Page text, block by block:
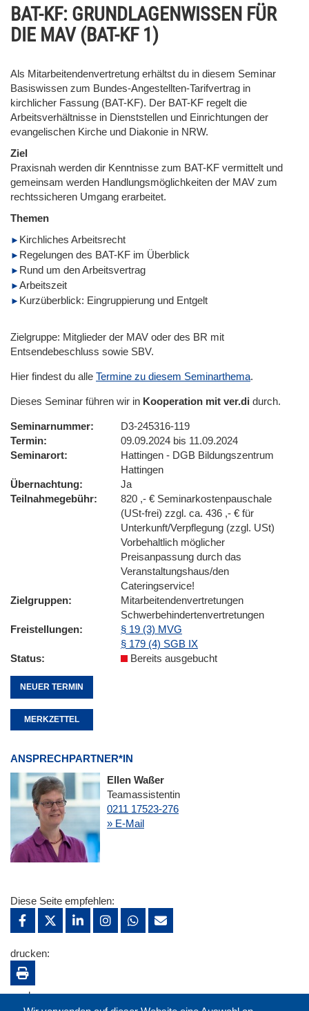
BAT-KF: GRUNDLAGENWISSEN FÜR
DIE MAV (BAT-KF 1)
Als Mitarbeitendenvertretung erhältst du in diesem Seminar
Basiswissen zum Bundes-Angestellten-Tarifvertrag in
kirchlicher Fassung (BAT-KF). Der BAT-KF regelt die
Arbeitsverhältnisse in Dienststellen und Einrichtungen der
evangelischen Kirche und Diakonie in NRW.
Ziel
Praxisnah werden dir Kenntnisse zum BAT-KF vermittelt und
gemeinsam werden Handlungsmöglichkeiten der MAV zum
rechtssicheren Umgang erarbeitet.
Themen
Kirchliches Arbeitsrecht
Regelungen des BAT-KF im Überblick
Rund um den Arbeitsvertrag
Arbeitszeit
Kurzüberblick: Eingruppierung und Entgelt
Zielgruppe: Mitglieder der MAV oder des BR mit
Entsendebeschluss sowie SBV.
Hier findest du alle Termine zu diesem Seminarthema.
Dieses Seminar führen wir in Kooperation mit ver.di durch.
Seminarnummer
D3-245316-119
Termin
09.09.2024 bis 11.09.2024
Seminarort
Hattingen - DGB Bildungszentrum
Hattingen
Übernachtung
Ja
Teilnahmegebühr
820 ,- € Seminarkostenpauschale
(USt-frei) zzgl. ca. 436 ,- € für
Unterkunft/Verpflegung (zzgl. USt)
Vorbehaltlich möglicher
Preisanpassung durch das
Veranstaltungshaus/den
Cateringservice!
Zielgruppen
Mitarbeitendenvertretungen
Schwerbehindertenvertretungen
Freistellungen
§ 19 (3) MVG
§ 179 (4) SGB IX
Status
Bereits ausgebucht
NEUER TERMIN
MERKZETTEL
ANSPRECHPARTNER*IN
Ellen Waßer
Teamassistentin
0211 17523-276
» E-Mail
Diese Seite empfehlen:
drucken:
merken: